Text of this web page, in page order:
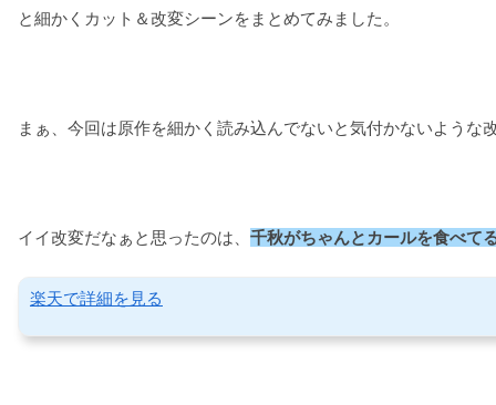
と細かくカット＆改変シーンをまとめてみました。
まぁ、今回は原作を細かく読み込んでないと気付かないよう
イイ改変だなぁと思ったのは、 千秋がちゃんとカールを食べて
楽天で詳細を見る